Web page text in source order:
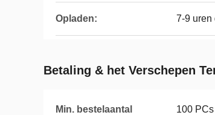
Opladen: 7-9 uren
Betaling & het Verschepen
Min. bestelaantal 100 PCs